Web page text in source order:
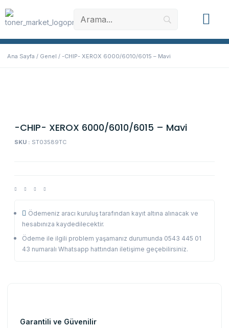
Ana Sayfa / Genel / -CHIP- XEROX 6000/6010/6015 – Mavi
-CHIP- XEROX 6000/6010/6015 – Mavi
SKU : ST03589TC
Ödemeniz aracı kuruluş tarafından kayıt altına alınacak ve
hesabınıza kaydedilecektir.
Ödeme ile ilgili problem yaşamanız durumunda 0543 445 01
43 numaralı Whatsapp hattından iletişime geçebilirsiniz.
Garantili ve Güvenilir